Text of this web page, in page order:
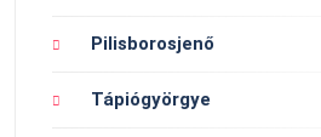
Pilisborosjenő
Tápiógyörgye